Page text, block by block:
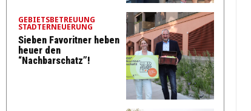
GEBIETSBETREUUNG
STADTERNEUERUNG
Sieben Favoritner heben
heuer den
“Nachbarschatz”!